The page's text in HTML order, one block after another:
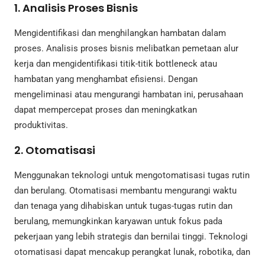
1. Analisis Proses Bisnis
Mengidentifikasi dan menghilangkan hambatan dalam
proses. Analisis proses bisnis melibatkan pemetaan alur
kerja dan mengidentifikasi titik-titik bottleneck atau
hambatan yang menghambat efisiensi. Dengan
mengeliminasi atau mengurangi hambatan ini, perusahaan
dapat mempercepat proses dan meningkatkan
produktivitas.
2. Otomatisasi
Menggunakan teknologi untuk mengotomatisasi tugas rutin
dan berulang. Otomatisasi membantu mengurangi waktu
dan tenaga yang dihabiskan untuk tugas-tugas rutin dan
berulang, memungkinkan karyawan untuk fokus pada
pekerjaan yang lebih strategis dan bernilai tinggi. Teknologi
otomatisasi dapat mencakup perangkat lunak, robotika, dan